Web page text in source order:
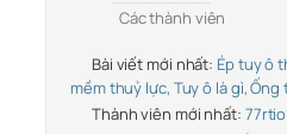
Các thành viên
Bài viết mới nhất: Ép tuy ô
mềm thuỷ lực, Tuy ô là gì,
Thành viên mới nhất: